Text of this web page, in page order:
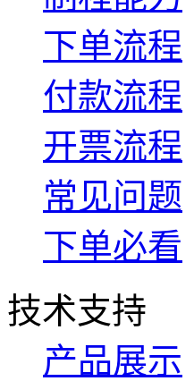
下单流程
付款流程
开票流程
常见问题
下单必看
技术支持
产品展示